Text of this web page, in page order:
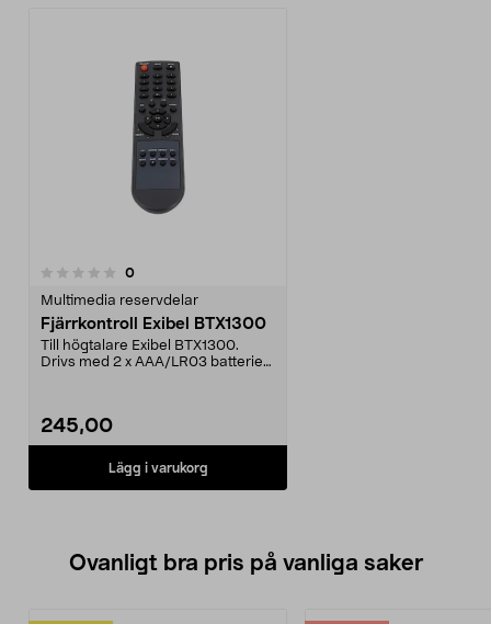
0recensioner
Multimedia reservdelar
Fjärrkontroll Exibel BTX1300
Till högtalare Exibel BTX1300.
Drivs med 2 x AAA/LR03 batterier
245,00
Lägg i varukorg
Ovanligt bra pris på vanliga saker